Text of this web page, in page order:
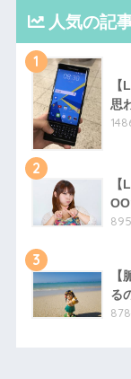
人気の記
1
思
2
3
る